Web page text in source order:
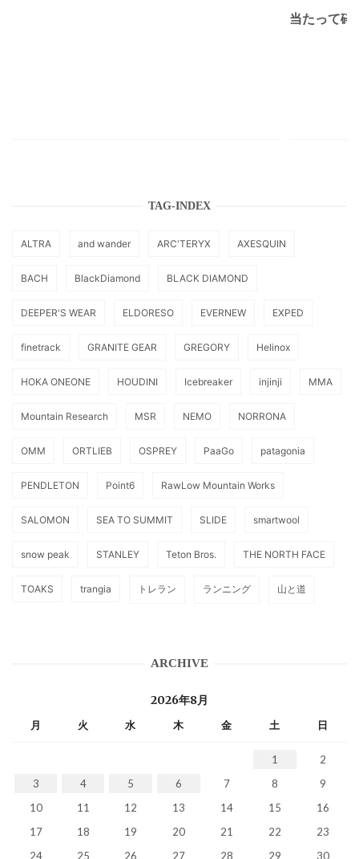
当たって砕
TAG-INDEX
ALTRA and wander ARC'TERYX AXESQUIN
BACH BlackDiamond BLACK DIAMOND
DEEPER'S WEAR ELDORESO EVERNEW EXPED
finetrack GRANITE GEAR GREGORY Helinox
HOKA ONEONE HOUDINI Icebreaker injinji MMA
Mountain Research MSR NEMO NORRONA
OMM ORTLIEB OSPREY PaaGo patagonia
PENDLETON Point6 RawLow Mountain Works
SALOMON SEA TO SUMMIT SLIDE smartwool
snow peak STANLEY Teton Bros. THE NORTH FACE
TOAKS trangia トレラン ランニング 山と道
ARCHIVE
2026年8月
月 火 水 木 金 土 日
1
2
3
4 5 6 7 8
9
10
11 12 13 14 15
16
17
18 19 20 21 22
23
24
25 26 27 28 29 30